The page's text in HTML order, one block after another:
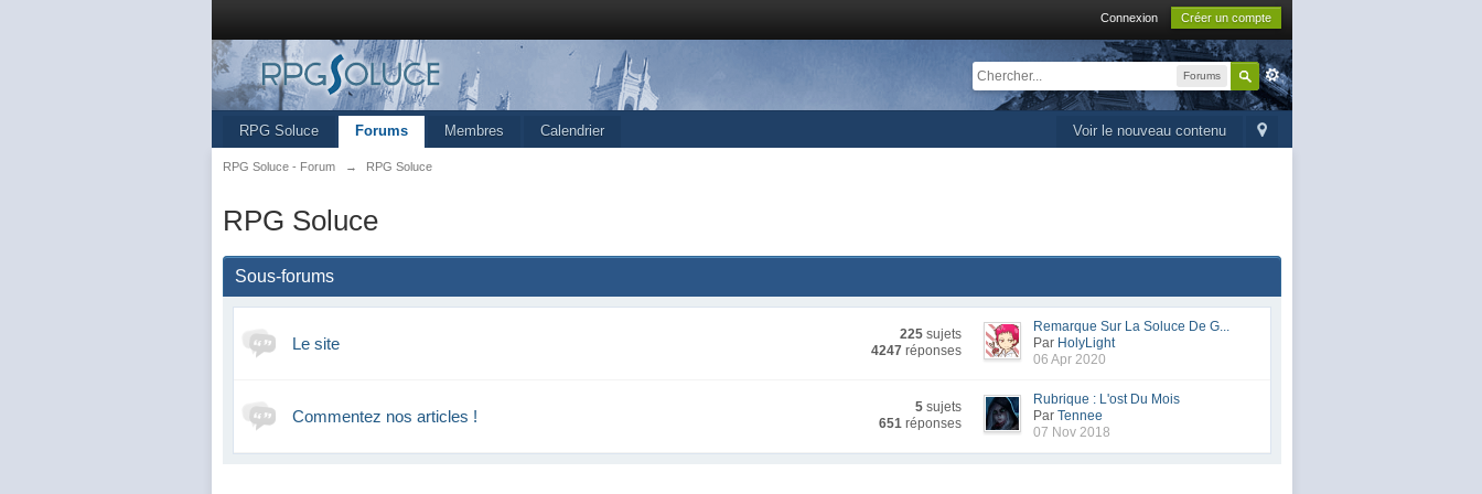
Connexion Créer un compte
Forums
Voir le nouveau contenu
RPG Soluce Forums Membres Calendrier
RPG Soluce - Forum → RPG Soluce
RPG Soluce
Sous-forums
Le site 225 sujets
4247 réponses
Remarque Sur La Soluce De G...
Par HolyLight
06 Apr 2020
Commentez nos articles ! 5 sujets
651 réponses
Rubrique : L'ost Du Mois
Par Tennee
07 Nov 2018